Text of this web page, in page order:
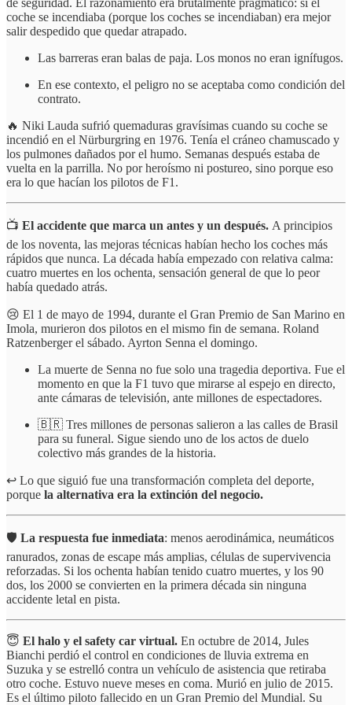
de seguridad. El razonamiento era brutalmente pragmático: si el
coche se incendiaba (porque los coches se incendiaban) era mejor
salir despedido que quedar atrapado.
Las barreras eran balas de paja. Los monos no eran ignífugos.
En ese contexto, el peligro no se aceptaba como condición del
contrato.
🔥 Niki Lauda sufrió quemaduras gravísimas cuando su coche se
incendió en el Nürburgring en 1976. Tenía el cráneo chamuscado y
los pulmones dañados por el humo. Semanas después estaba de
vuelta en la parrilla. No por heroísmo ni postureo, sino porque eso
era lo que hacían los pilotos de F1.
📺 El accidente que marca un antes y un después. A principios
de los noventa, las mejoras técnicas habían hecho los coches más
rápidos que nunca. La década había empezado con relativa calma:
cuatro muertes en los ochenta, sensación general de que lo peor
había quedado atrás.
😢 El 1 de mayo de 1994, durante el Gran Premio de San Marino en
Imola, murieron dos pilotos en el mismo fin de semana. Roland
Ratzenberger el sábado. Ayrton Senna el domingo.
La muerte de Senna no fue solo una tragedia deportiva. Fue el
momento en que la F1 tuvo que mirarse al espejo en directo,
ante cámaras de televisión, ante millones de espectadores.
🇧🇷 Tres millones de personas salieron a las calles de Brasil
para su funeral. Sigue siendo uno de los actos de duelo
colectivo más grandes de la historia.
↩️ Lo que siguió fue una transformación completa del deporte,
porque la alternativa era la extinción del negocio.
🛡️ La respuesta fue inmediata: menos aerodinámica, neumáticos
ranurados, zonas de escape más amplias, células de supervivencia
reforzadas. Si los ochenta habían tenido cuatro muertes, y los 90
dos, los 2000 se convierten en la primera década sin ninguna
accidente letal en pista.
😇 El halo y el safety car virtual. En octubre de 2014, Jules
Bianchi perdió el control en condiciones de lluvia extrema en
Suzuka y se estrelló contra un vehículo de asistencia que retiraba
otro coche. Estuvo nueve meses en coma. Murió en julio de 2015.
Es el último piloto fallecido en un Gran Premio del Mundial. Su